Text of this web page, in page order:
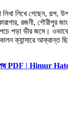
লিখে গেছেন, গল্প,
রজনী, গৌরীপুর
পড়া ভীর জমে। ওভাবে
ক্যান্সারে আক্রান্ত
PDF | Himur